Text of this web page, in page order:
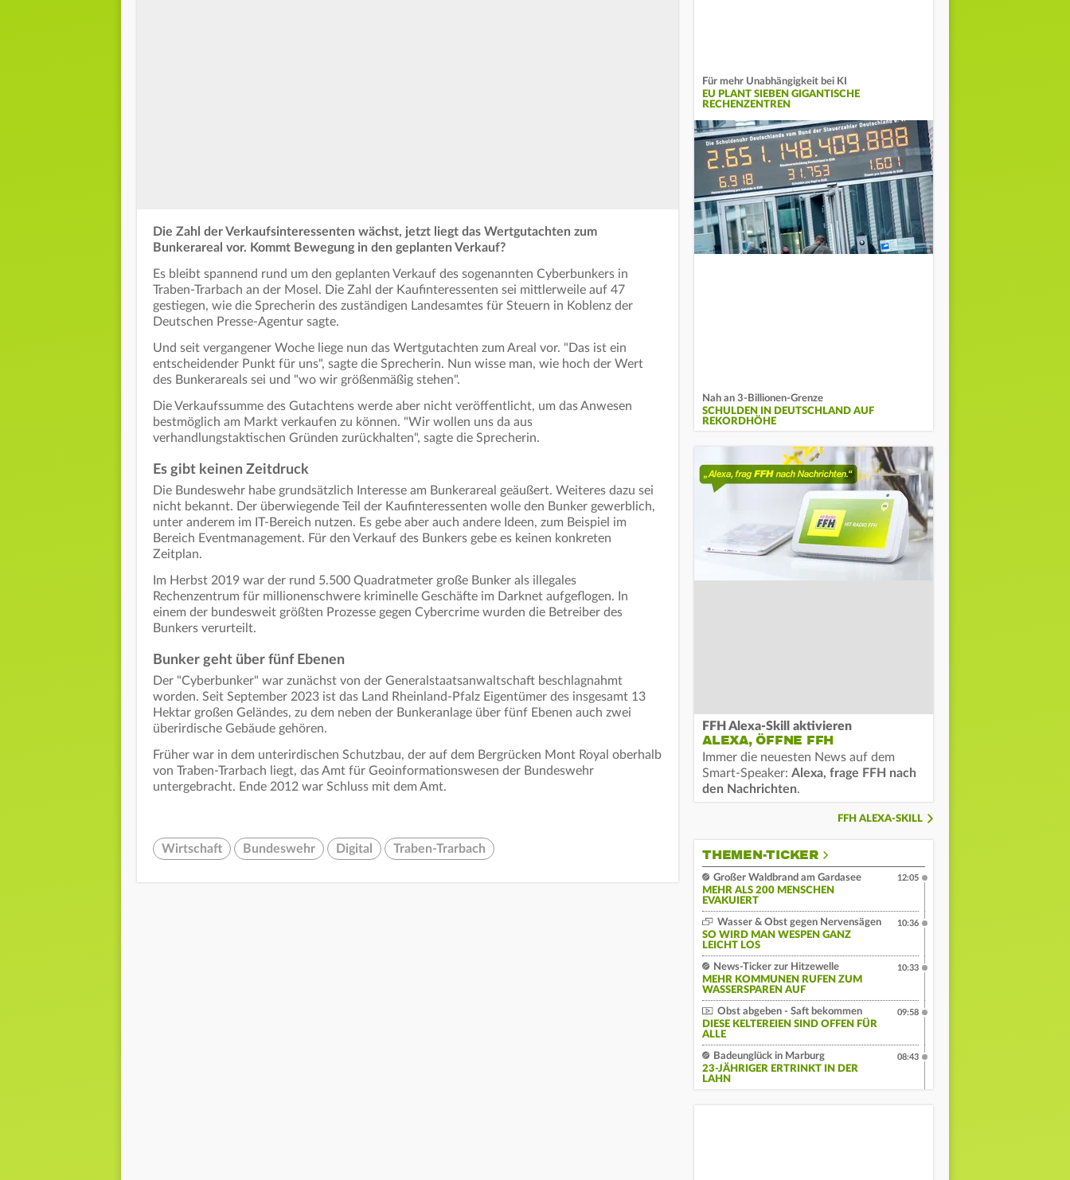
Die Zahl der Verkaufsinteressenten wächst, jetzt liegt das Wertgutachten zum
Bunkerareal vor. Kommt Bewegung in den geplanten Verkauf?
Es bleibt spannend rund um den geplanten Verkauf des sogenannten Cyberbunkers in
Traben-Trarbach an der Mosel. Die Zahl der Kaufinteressenten sei mittlerweile auf 47
gestiegen, wie die Sprecherin des zuständigen Landesamtes für Steuern in Koblenz der
Deutschen Presse-Agentur sagte.
Und seit vergangener Woche liege nun das Wertgutachten zum Areal vor. "Das ist ein
entscheidender Punkt für uns", sagte die Sprecherin. Nun wisse man, wie hoch der Wert
des Bunkerareals sei und "wo wir größenmäßig stehen".
Die Verkaufssumme des Gutachtens werde aber nicht veröffentlicht, um das Anwesen
bestmöglich am Markt verkaufen zu können. "Wir wollen uns da aus
verhandlungstaktischen Gründen zurückhalten", sagte die Sprecherin.
Es gibt keinen Zeitdruck
Die Bundeswehr habe grundsätzlich Interesse am Bunkerareal geäußert. Weiteres dazu sei
nicht bekannt. Der überwiegende Teil der Kaufinteressenten wolle den Bunker gewerblich,
unter anderem im IT-Bereich nutzen. Es gebe aber auch andere Ideen, zum Beispiel im
Bereich Eventmanagement. Für den Verkauf des Bunkers gebe es keinen konkreten
Zeitplan.
Im Herbst 2019 war der rund 5.500 Quadratmeter große Bunker als illegales
Rechenzentrum für millionenschwere kriminelle Geschäfte im Darknet aufgeflogen. In
einem der bundesweit größten Prozesse gegen Cybercrime wurden die Betreiber des
Bunkers verurteilt.
Bunker geht über fünf Ebenen
Der "Cyberbunker" war zunächst von der Generalstaatsanwaltschaft beschlagnahmt
worden. Seit September 2023 ist das Land Rheinland-Pfalz Eigentümer des insgesamt 13
Hektar großen Geländes, zu dem neben der Bunkeranlage über fünf Ebenen auch zwei
überirdische Gebäude gehören.
Früher war in dem unterirdischen Schutzbau, der auf dem Bergrücken Mont Royal oberhalb
von Traben-Trarbach liegt, das Amt für Geoinformationswesen der Bundeswehr
untergebracht. Ende 2012 war Schluss mit dem Amt.
Wirtschaft Bundeswehr Digital Traben-Trarbach
Für mehr Unabhängigkeit bei KI
EU PLANT SIEBEN GIGANTISCHE
RECHENZENTREN
Nah an 3-Billionen-Grenze
SCHULDEN IN DEUTSCHLAND AUF
REKORDHÖHE
FFH Alexa-Skill aktivieren
ALEXA, ÖFFNE FFH
Immer die neuesten News auf dem
Smart-Speaker: Alexa, frage FFH nach
den Nachrichten.
FFH ALEXA-SKILL
THEMEN-TICKER
Großer Waldbrand am Gardasee
MEHR ALS 200 MENSCHEN
EVAKUIERT
12:05
Wasser & Obst gegen Nervensägen
SO WIRD MAN WESPEN GANZ
LEICHT LOS
10:36
News-Ticker zur Hitzewelle
MEHR KOMMUNEN RUFEN ZUM
WASSERSPAREN AUF
10:33
Obst abgeben - Saft bekommen
DIESE KELTEREIEN SIND OFFEN FÜR
ALLE
09:58
Badeunglück in Marburg
23-JÄHRIGER ERTRINKT IN DER
LAHN
08:43